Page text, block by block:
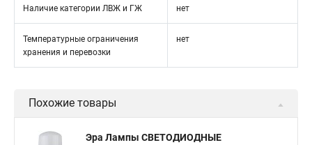
Наличие категории ЛВЖ и ГЖ нет
Температурные ограничения
хранения и перевозки
нет
Похожие товары
Эра Лампы СВЕТОДИОДНЫЕ